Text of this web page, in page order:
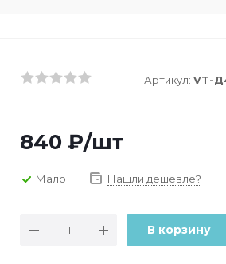
Артикул: VT-
840 ₽/шт
Мало Нашли дешевле?
В корзину